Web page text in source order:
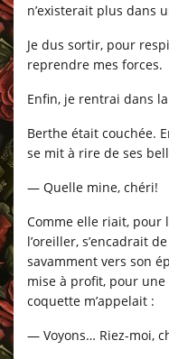
n’existerait plus dans
Je dus sortir, pour
reprendre mes forces.
Enfin, je rentrai dans
Berthe était couchée.
se mit à rire de ses
— Quelle mine, chéri!
Comme elle riait, pour
l’oreiller, s’encadrait
savamment vers son
mise à profit, pour une
coquette m’appelait :
— Voyons… Riez-moi,